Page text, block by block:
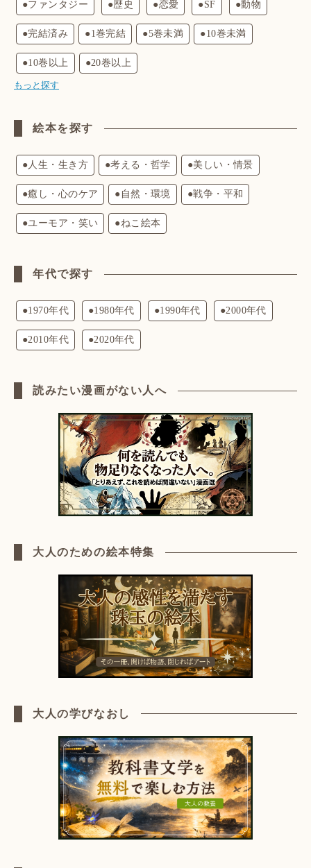
●ファンタジー ●歴史 ●恋愛 ●SF ●動物
●完結済み ●1巻完結 ●5巻未満 ●10巻未満
●10巻以上 ●20巻以上
もっと探す
絵本を探す
●人生・生き方 ●考える・哲学 ●美しい・情景
●癒し・心のケア ●自然・環境 ●戦争・平和
●ユーモア・笑い ●ねこ絵本
年代で探す
●1970年代 ●1980年代 ●1990年代 ●2000年代
●2010年代 ●2020年代
読みたい漫画がない人へ
大人のための絵本特集
大人の学びなおし